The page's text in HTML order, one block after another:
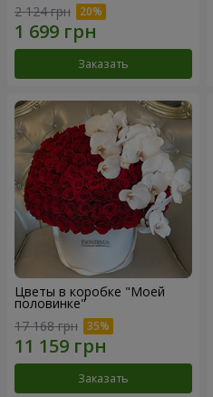
2 124 грн
Заказать
Цветы в коробке "Моей
половинке"
17 168 грн
Заказать